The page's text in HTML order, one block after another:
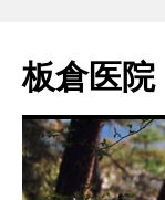
テ
ン
へ
ス
ッ
板倉医院